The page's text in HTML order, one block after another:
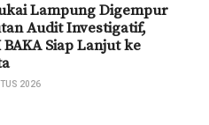
Lampung Digempur
Audit Investigatif,
Siap Lanjut ke
2026